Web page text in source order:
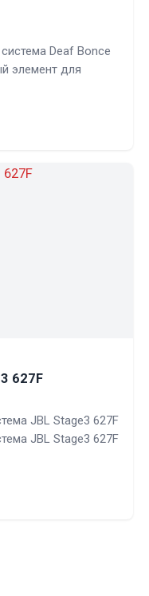
Deaf Bonce
элемент для
627F
JBL Stage3 627F
JBL Stage3 627F